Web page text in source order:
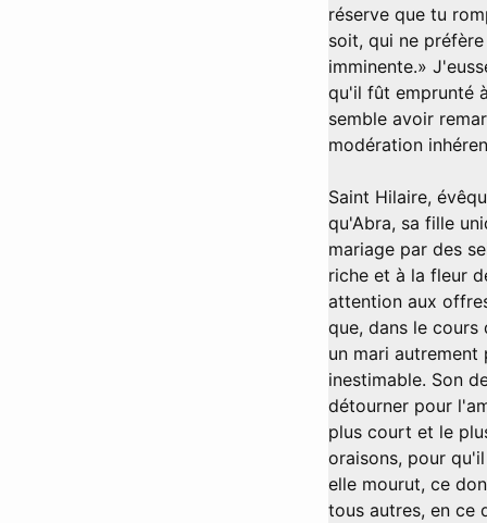
réserve que tu
soit, qui ne
imminente.»
qu'il fût emprunté
semble avoir
modération
Saint Hilaire,
qu'Abra, sa fille
mariage par des
riche et à la fleur
attention aux
que, dans le
un mari
inestimable. Son
détourner pour
plus court et le
oraisons, pour
elle mourut, ce
tous autres, en ce